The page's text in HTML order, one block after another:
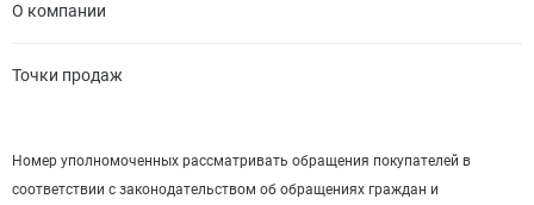
О компании
Точки продаж
Номер уполномоченных рассматривать обращения покупателей в
соответствии с законодательством об обращениях граждан и